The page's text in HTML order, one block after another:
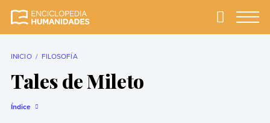
completa y más
Primary
INICIO FILOSOFÍA
Tales de Mileto
Índice